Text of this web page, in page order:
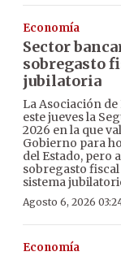
Economía
Sector
sobregasto
jubilatoria
La Asociación
este jueves la
2026 en la que
Gobierno para
del Estado, pero
sobregasto
sistema
Agosto 6, 2026
Economía